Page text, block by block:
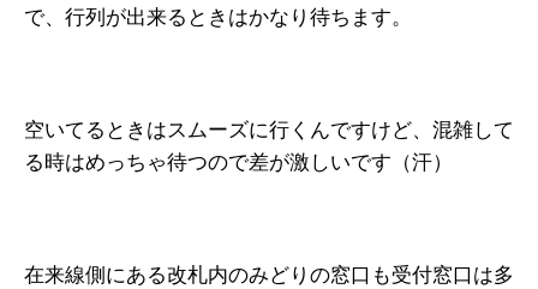
で、行列が出来るときはかなり待ちます。
空いてるときはスムーズに行くんですけど、混雑して
る時はめっちゃ待つので差が激しいです（汗）
在来線側にある改札内のみどりの窓口も受付窓口は多